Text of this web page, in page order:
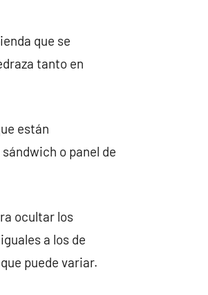
que se
tanto en
están
o panel de
ocultar los
a los de
puede variar.